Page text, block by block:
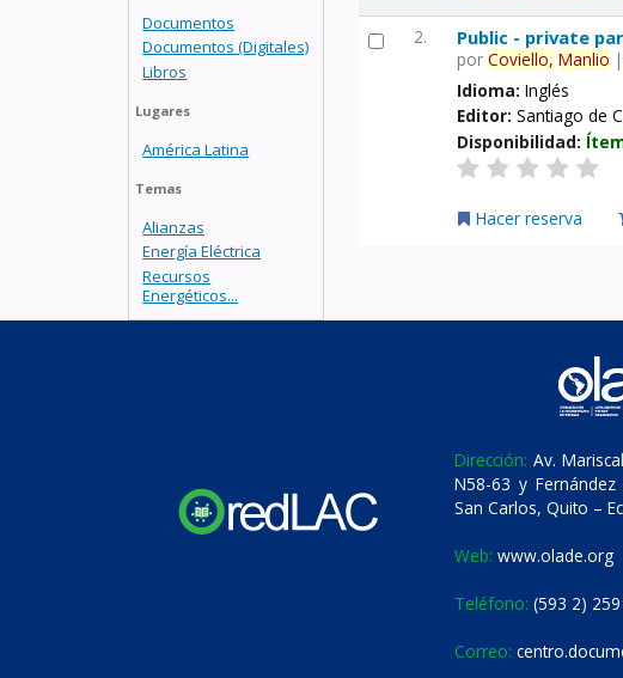
Documentos
Documentos (Digitales)
Libros
Lugares
América Latina
Temas
Alianzas
Energía Eléctrica
Recursos
Energéticos...
2. Public - private
porCoviello, Manlio
Idioma:Inglés
Editor:Santiago de
Disponibilidad:
Hacer reserva
Dirección: Av.
N58-63 y
San Carlos, Quito –
Web: www.olade.org
Teléfono: (593 2)
Correo: